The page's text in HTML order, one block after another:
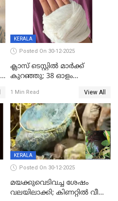
KERALA
Posted On 30-12-2025
ക്ലാസ് ടെസ്റ്റിൽ മാർക്ക്
കുറഞ്ഞു; 38 ഓളം
സെന്ററിലെ അധ്യാപകന്‍
മർദിച്ചതായി പരാതി
1 Min Read View All
KERALA
Posted On 30-12-2025
മയക്കുവെടിവച്ച ശേഷം
വലയിലാക്കി; കിണറ്റിൽ വീണ